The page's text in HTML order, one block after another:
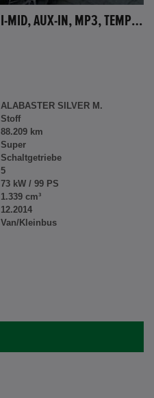
HONDA JAZZ 1.4 SI, CD, USB, I-MID, AUX-IN, MP3, TEMPOMAT
ALABASTER SILVER M.
Stoff
88.209 km
Super
Schaltgetriebe
5
73 kW / 99 PS
1.339 cm³
12.2014
Van/Kleinbus